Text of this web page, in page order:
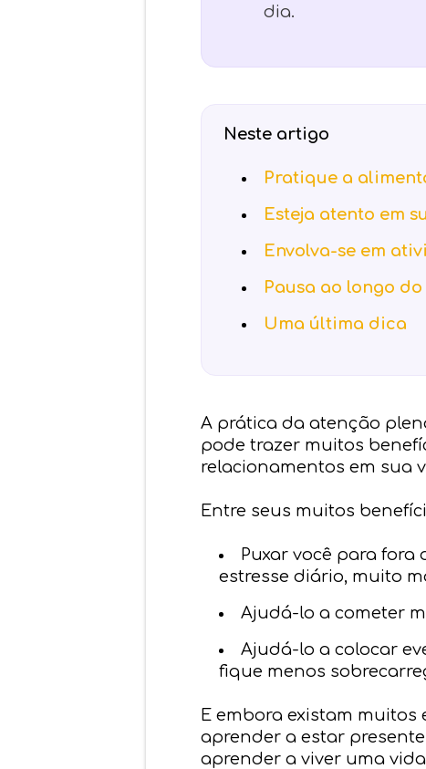
dia.
Neste artigo
Pratique a
Esteja atento em
Envolva-se em
Pausa ao longo
Uma última dica
A prática da atenção
pode trazer muitos
relacionamentos em sua
Entre seus muitos
Puxar você para
estresse diário, muito
Ajudá-lo a cometer
Ajudá-lo a colocar
fique menos
E embora existam
aprender a estar
aprender a viver uma